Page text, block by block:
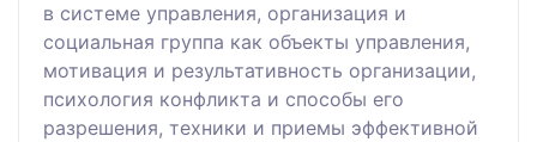
в системе управления, организация и
социальная группа как объекты управления,
мотивация и результативность организации,
психология конфликта и способы его
разрешения, техники и приемы эффективной